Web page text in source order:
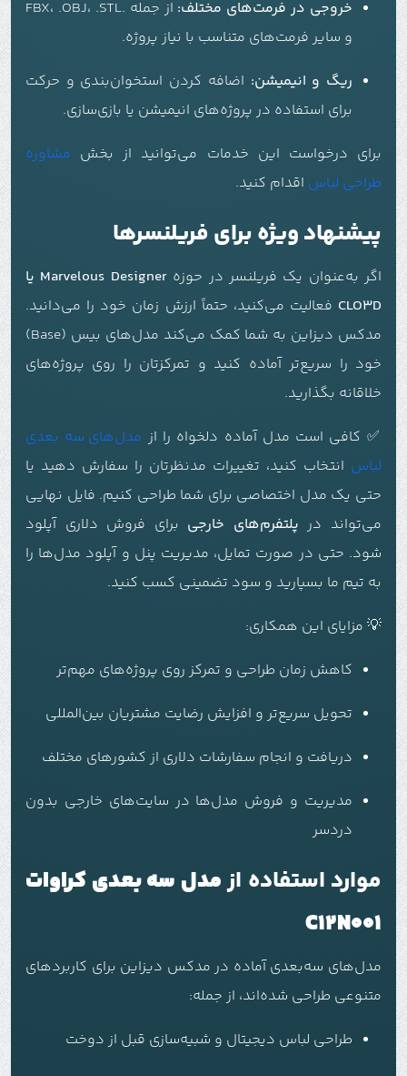
خروجی در فرمت‌های مختلف:
از جمله .FBX، .OBJ، .STL
و سایر فرمت‌های متناسب با نیاز پروژه.
ریگ و انیمیشن: اضافه کردن استخوان‌بندی و حرکت
برای استفاده در پروژه‌های انیمیشن یا بازی‌سازی.
برای درخواست این خدمات می‌توانید از بخش مشاوره
طراحی لباس اقدام کنید.
پیشنهاد ویژه برای فریلنسرها
اگر به‌عنوان یک فریلنسر در حوزه
Marvelous Designer یا
CLO3D فعالیت می‌کنید، حتماً ارزش زمان خود را می‌دانید.
مدکس دیزاین به شما کمک می‌کند مدل‌های بیس (Base)
خود را سریع‌تر آماده کنید و تمرکزتان را روی پروژه‌های
خلاقانه بگذارید.
✅ کافی است مدل آماده دلخواه را از مدل‌های سه بعدی
لباس انتخاب کنید، تغییرات مدنظرتان را سفارش دهید یا
حتی یک مدل اختصاصی برای شما طراحی کنیم. فایل نهایی
می‌تواند در پلتفرم‌های خارجی برای فروش دلاری آپلود
شود. حتی در صورت تمایل، مدیریت پنل و آپلود مدل‌ها را
به تیم ما بسپارید و سود تضمینی کسب کنید.
💡 مزایای این همکاری:
کاهش زمان طراحی و تمرکز روی پروژه‌های مهم‌تر
تحویل سریع‌تر و افزایش رضایت مشتریان بین‌المللی
دریافت و انجام سفارشات دلاری از کشورهای مختلف
مدیریت و فروش مدل‌ها در سایت‌های خارجی بدون
دردسر
موارد استفاده ازمدل سه بعدی کراوات
C12N001
مدل‌های سه‌بعدی آماده در مدکس دیزاین برای کاربردهای
متنوعی طراحی شده‌اند، از جمله:
طراحی لباس دیجیتال و شبیه‌سازی قبل از دوخت